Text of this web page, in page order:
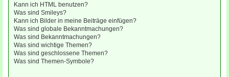
Kann ich HTML benutzen?
Was sind Smileys?
Kann ich Bilder in meine Beiträge einfügen?
Was sind globale Bekanntmachungen?
Was sind Bekanntmachungen?
Was sind wichtige Themen?
Was sind geschlossene Themen?
Was sind Themen-Symbole?